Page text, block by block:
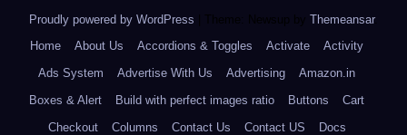
Proudly powered by WordPress Theme: Newsup by Themeansar.
Home
About Us Accordions & Toggles Activate
Activity
Ads System
Advertise With Us Advertising
Amazon.in
Boxes & Alert
Build with perfect images ratio Buttons
Cart
Checkout
Columns Contact Us Contact US
Docs